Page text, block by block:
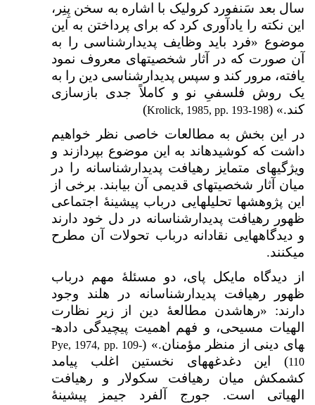
سال بعد سَنفورد کرولیک با اشاره به سخن پِنِر،
این نکته را یادآوری کرد که برای پرداختن به این
موضوع «فرد باید وظایف پدیدارشناسی را به
آن صورت که در آثار شخصیت­های معروف نمود
یافته، مرور کند و سپس پدیدارشناسی دین را به
یک روش فلسفیِ نو و کاملاً جدی بازسازی
کند.» (Krolick, 1985, pp. 193-198
)
در این بخش به مطالعات خاصی نظر خواهیم
داشت که کوشیده­اند به این موضوع بپردازند و
ویژگی­های متمایز رهیافت پدیدارشناسانه را در
میان آثار شخصیت­های قدیمی آن بیابند. برخی از
این پژوهش­ها تحلیل­هایی درباب پیشینهٔ اجتماعی
ظهور رهیافت پدیدارشناسانه در دل خود دارند
و دیدگاه­هایی نقادانه درباب تحولات آن مطرح
می­کنند.
از دیدگاه مایکل پای، دو مسئلهٔ مهم درباب
ظهور رهیافت پدیدارشناسانه در هلند وجود
دارند: «رهاشدن مطالعهٔ دین از زیر نظارت
الهیات مسیحی، و فهم اهمیت پیچیدگی داده­
های دینی از منظر مؤمنان.» (Pye, 1974, pp. 109-
110) این دغدغه­های نخستین اغلب پیامد
کشمکش میان رهیافت سکولار و رهیافت
الهیاتی است. جورج آلفرد جیمز پیشینهٔ